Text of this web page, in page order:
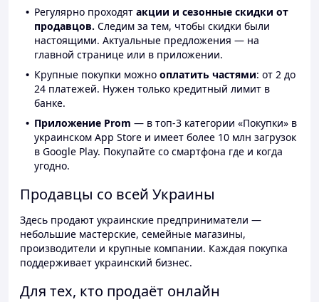
Регулярно проходят акции и сезонные скидки от
продавцов. Следим за тем, чтобы скидки были
настоящими. Актуальные предложения — на
главной странице или в приложении.
Крупные покупки можно оплатить частями: от 2 до
24 платежей. Нужен только кредитный лимит в
банке.
Приложение Prom — в топ-3 категории «Покупки» в
украинском App Store и имеет более 10 млн загрузок
в Google Play. Покупайте со смартфона где и когда
угодно.
Продавцы со всей Украины
Здесь продают украинские предприниматели —
небольшие мастерские, семейные магазины,
производители и крупные компании. Каждая покупка
поддерживает украинский бизнес.
Для тех, кто продаёт онлайн